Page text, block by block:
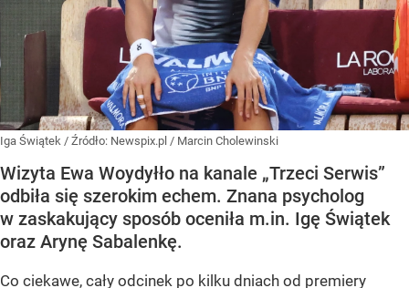
Iga Świątek / Źródło: Newspix.pl / Marcin Cholewinski
Wizyta Ewa Woydyłło na kanale „Trzeci Serwis”
odbiła się szerokim echem. Znana psycholog
w zaskakujący sposób oceniła m.in. Igę Świątek
oraz Arynę Sabalenkę.
Co ciekawe, cały odcinek po kilku dniach od premiery